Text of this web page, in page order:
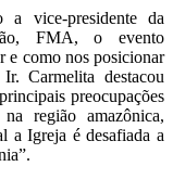
a vice-presidente da
FMA, o evento
e como nos posicionar
Carmelita destacou
preocupações
região amazônica,
a Igreja é desafiada a